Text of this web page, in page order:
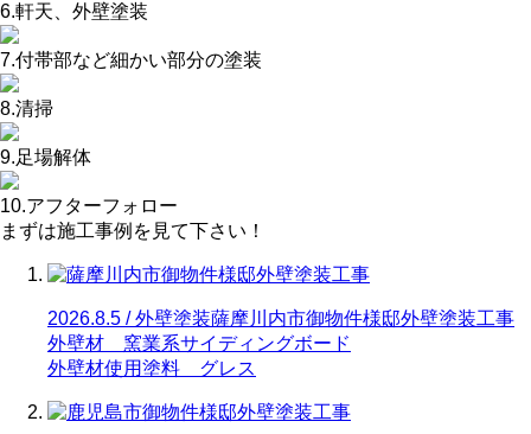
6.軒天、外壁塗装
7.付帯部など細かい部分の塗装
8.清掃
9.足場解体
10.アフターフォロー
まずは施工事例を見て下さい！
2026.8.5 / 外壁塗装薩摩川内市御物件様邸外壁塗装工事
外壁材 窯業系サイディングボード
外壁材使用塗料 グレス